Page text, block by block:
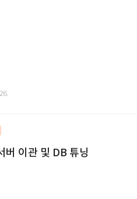
버 이관 및 DB 튜닝